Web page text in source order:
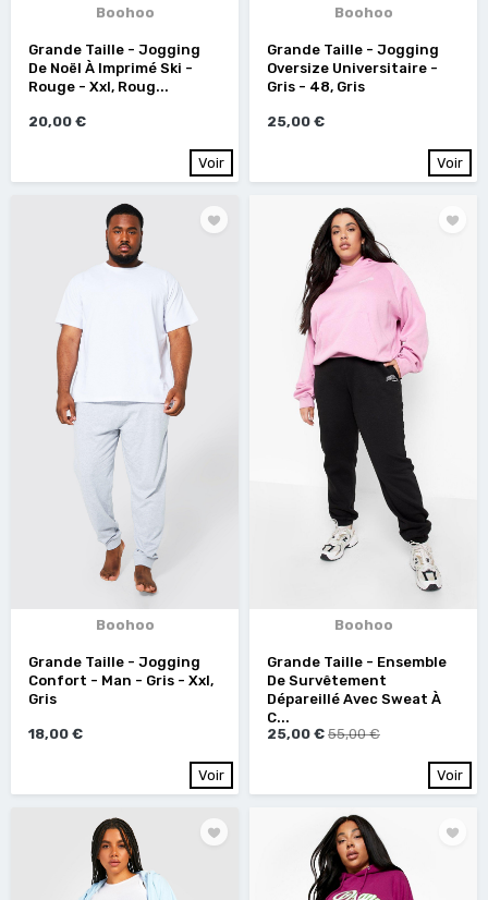
Boohoo
Grande Taille - Jogging
De Noël À Imprimé Ski -
Rouge - Xxl, Roug...
20,00 €
Voir
Boohoo
Grande Taille - Jogging
Oversize Universitaire -
Gris - 48, Gris
25,00 €
Voir
Boohoo
Grande Taille - Jogging
Confort - Man - Gris - Xxl,
Gris
18,00 €
Voir
Boohoo
Grande Taille - Ensemble
De Survêtement
Dépareillé Avec Sweat À
C...
25,00 € 55,00 €
Voir